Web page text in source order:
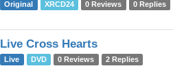
Original XRCD24 0 Reviews 0 Replies
Live Cross Hearts
Live DVD 0 Reviews 2 Replies